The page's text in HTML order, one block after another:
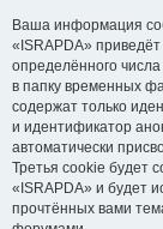
Ваша информация
«ISRAPDA»
определённого
в папку временных
содержат только
и идентификатор
автоматически
Третья cookie будет
«ISRAPDA» и будет
прочтённых вами